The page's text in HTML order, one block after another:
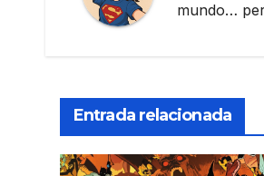
mundo…
Entrada relacionada